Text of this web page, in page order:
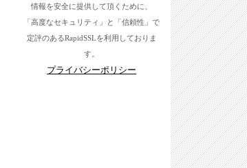
情報を安全に提供して頂くために、
「高度なセキュリティ」と「信頼性」で
定評のあるRapidSSLを利用しておりま
す。
プライバシーポリシー